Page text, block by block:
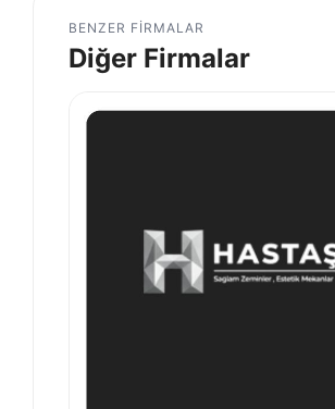
BENZER FIRMALAR
Diğer Firmalar